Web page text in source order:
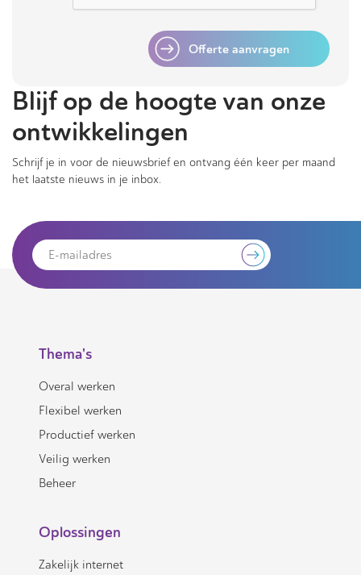
Offerte aanvragen
Blijf op de hoogte van onze
ontwikkelingen
Schrijf je in voor de nieuwsbrief en ontvang één keer per maand
het laatste nieuws in je inbox.
Thema's
Overal werken
Flexibel werken
Productief werken
Veilig werken
Beheer
Oplossingen
Zakelijk internet